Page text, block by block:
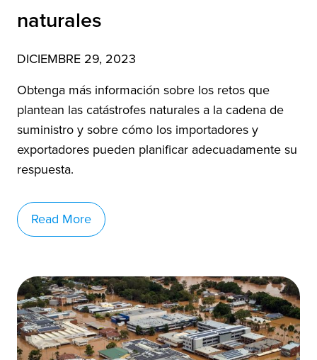
naturales
DICIEMBRE 29, 2023
Obtenga más información sobre los retos que
plantean las catástrofes naturales a la cadena de
suministro y sobre cómo los importadores y
exportadores pueden planificar adecuadamente su
respuesta.
Read More